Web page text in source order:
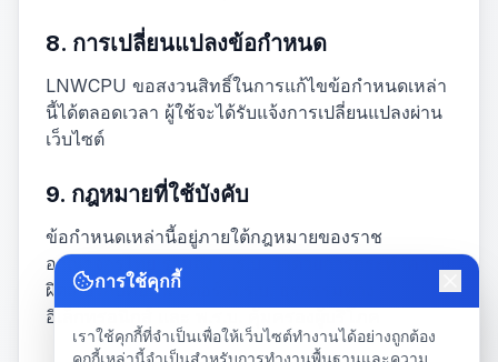
8. การเปลี่ยนแปลงข้อกำหนด
LNWCPU ขอสงวนสิทธิ์ในการแก้ไขข้อกำหนดเหล่า
นี้ได้ตลอดเวลา ผู้ใช้จะได้รับแจ้งการเปลี่ยนแปลงผ่าน
เว็บไซต์
9. กฎหมายที่ใช้บังคับ
ข้อกำหนดเหล่านี้อยู่ภายใต้กฎหมายของราช
อาณาจักรไทย รวมถึง พ.ร.บ. ว่าด้วยการกระทำความ
ผิดเกี่ยวกับคอมพิวเตอร์ พ.ร.บ. ธุรกรรมทาง
อิเล็กทรอนิกส์ และ พ.ร.บ. คุ้มครองผู้บริโภค
การใช้คุกกี้
เราใช้คุกกี้ที่จำเป็นเพื่อให้เว็บไซต์ทำงานได้อย่างถูกต้อง
คุกกี้เหล่านี้จำเป็นสำหรับการทำงานพื้นฐานและความ